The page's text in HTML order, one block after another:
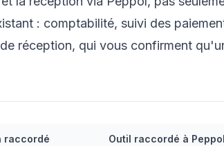
: comptabilité, suivi des
réception, qui vous confirment
raccordé Outil raccordé à Peppol